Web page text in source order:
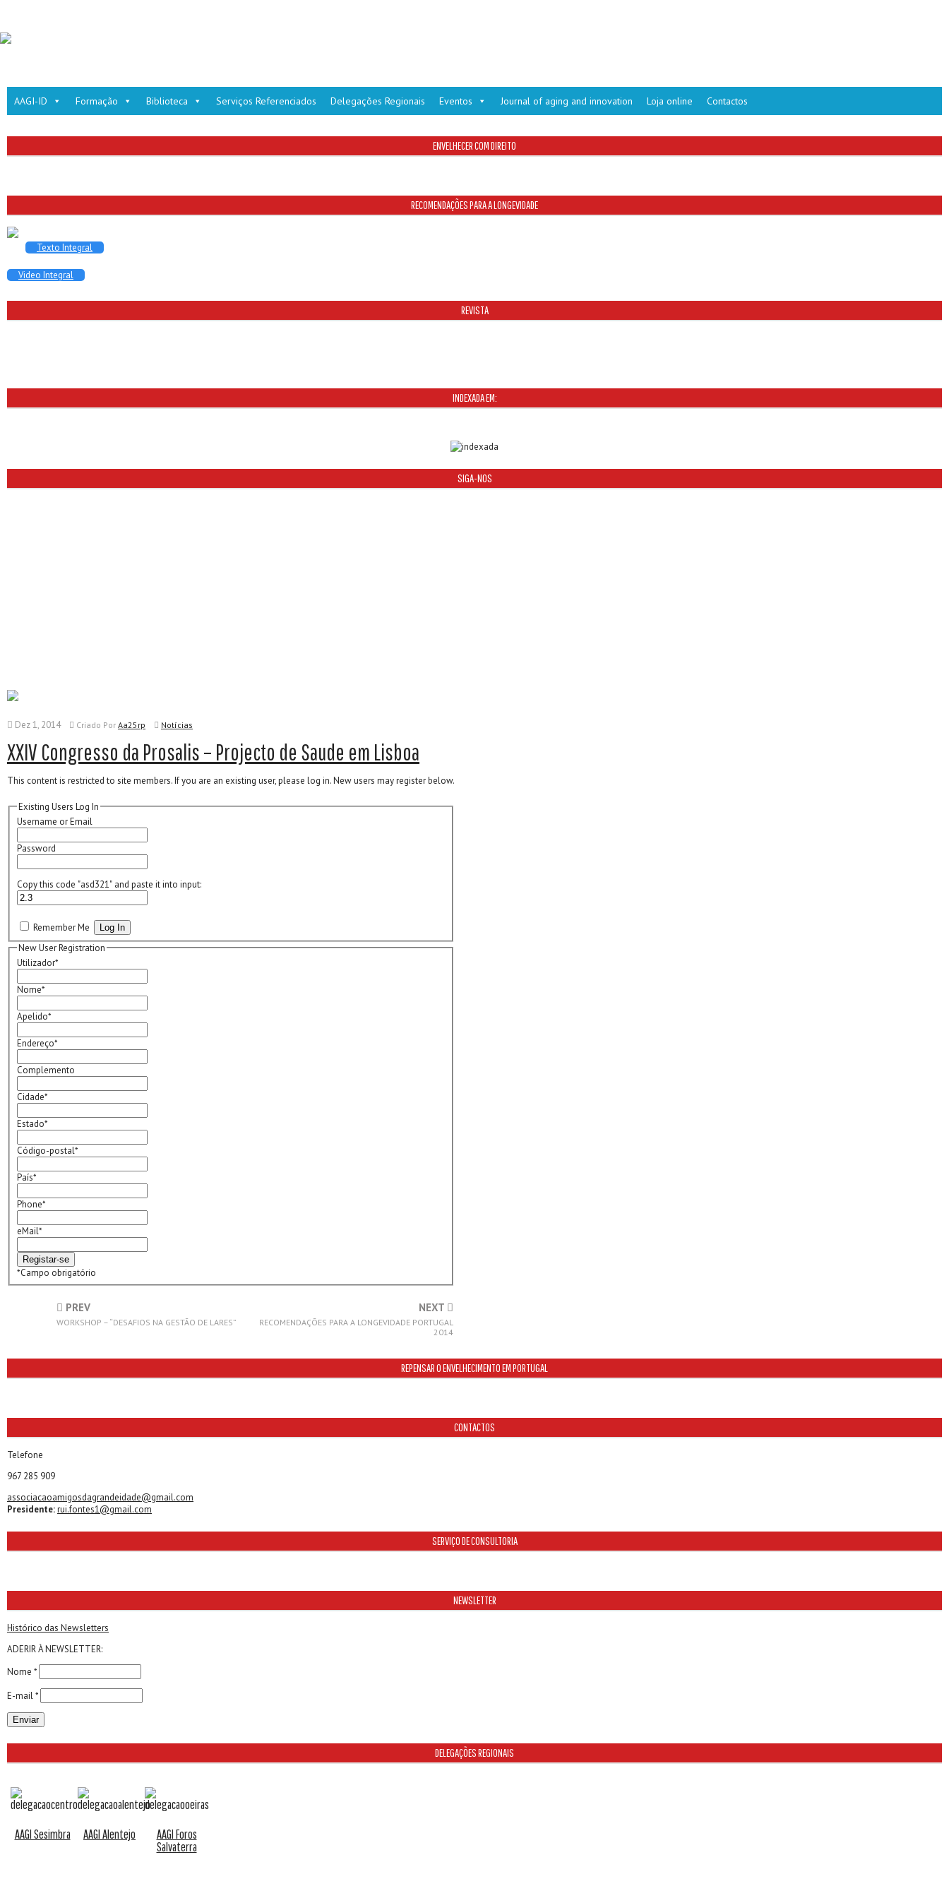
AAGI-ID Formação Biblioteca Serviços Referenciados Delegações Regionais Eventos Journal of aging and innovation Loja online Contactos
ENVELHECER COM DIREITO
RECOMENDAÇÕES PARA A LONGEVIDADE
Texto Integral
Video Integral
REVISTA
INDEXADA EM:
SIGA-NOS
Dez 1, 2014 Criado Por Aa25rp Notícias
XXIV Congresso da Prosalis – Projecto de Saude em Lisboa
This content is restricted to site members. If you are an existing user, please log in. New users may register below.
Existing Users Log In
Username or Email
Password
Copy this code "asd321" and paste it into input:
Remember Me
New User Registration
Utilizador*
Nome*
Apelido*
Endereço*
Complemento
Cidade*
Estado*
Código-postal*
País*
Phone*
eMail*
*Campo obrigatório
PREV
WORKSHOP – “DESAFIOS NA GESTÃO DE LARES”
NEXT
RECOMENDAÇÕES PARA A LONGEVIDADE PORTUGAL
2014
REPENSAR O ENVELHECIMENTO EM PORTUGAL
CONTACTOS
Telefone
967 285 909
associacaoamigosdagrandeidade@gmail.com
Presidente:rui.fontes1@gmail.com
SERVIÇO DE CONSULTORIA
NEWSLETTER
Histórico das Newsletters
ADERIR À NEWSLETTER:
Nome *
E-mail *
DELEGAÇÕES REGIONAIS
AAGI Sesimbra AAGI Alentejo
AAGI Foros
Salvaterra